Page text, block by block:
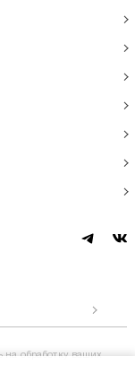
telegram
vk
на обработку ваших